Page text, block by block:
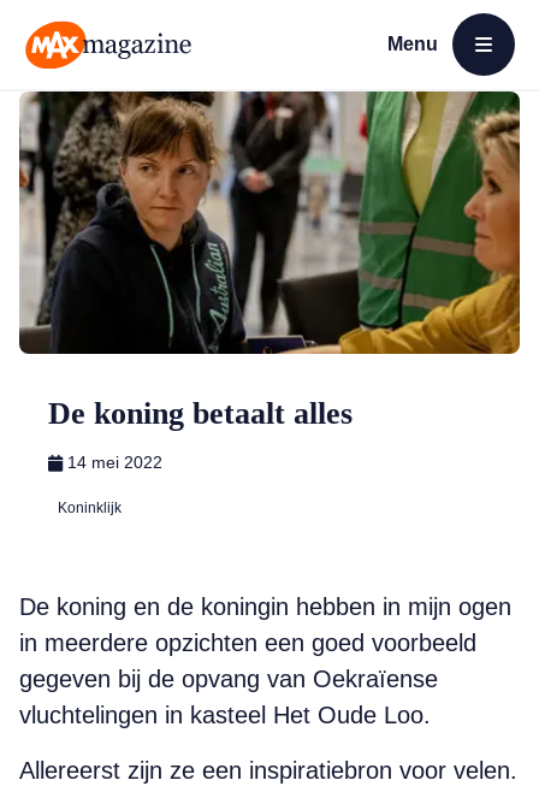
Menu
Open menu
De koning betaalt alles
14 mei 2022
Koninklijk
De koning en de koningin hebben in mijn ogen
in meerdere opzichten een goed voorbeeld
gegeven bij de opvang van Oekraïense
vluchtelingen in kasteel Het Oude Loo.
Allereerst zijn ze een inspiratiebron voor velen.